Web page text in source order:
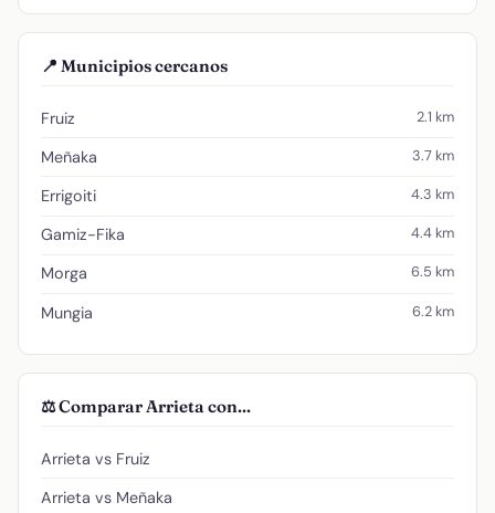
📍 Municipios cercanos
Fruiz 2.1 km
Meñaka 3.7 km
Errigoiti 4.3 km
Gamiz-Fika 4.4 km
Morga 6.5 km
Mungia 6.2 km
⚖️ Comparar Arrieta con...
Arrieta vs Fruiz
Arrieta vs Meñaka